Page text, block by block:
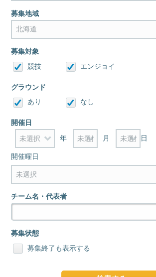
募集地域
募集対象
競技
エンジョイ
グラウンド
あり
なし
開催日
年
月 日
開催曜日
チーム名・代表者
募集状態
募集終了も表示する